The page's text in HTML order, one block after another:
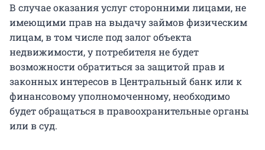
В случае оказания услуг сторонними лицами, не
имеющими прав на выдачу займов физическим
лицам, в том числе под залог объекта
недвижимости, у потребителя не будет
возможности обратиться за защитой прав и
законных интересов в Центральный банк или к
финансовому уполномоченному, необходимо
будет обращаться в правоохранительные органы
или в суд.